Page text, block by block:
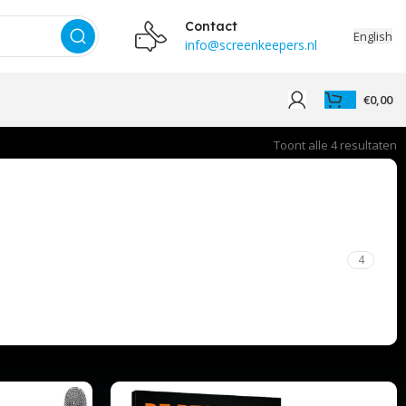
Contact
info@screenkeepers.nl English
€0,00
Toont alle 4 resultaten
4